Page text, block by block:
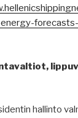
hallinto